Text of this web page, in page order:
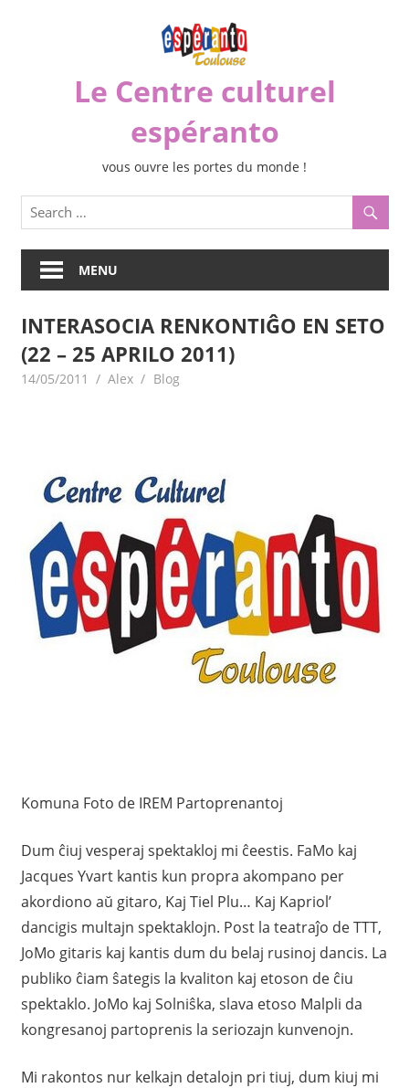
Le Centre culturel
espéranto
vous ouvre les portes du monde !
MENU
INTERASOCIA RENKONTIĜO EN SETO
(22 – 25 APRILO 2011)
14/05/2011 Alex Blog
Komuna Foto de IREM Partoprenantoj
Dum ĉiuj vesperaj spektakloj mi ĉeestis. FaMo kaj
Jacques Yvart kantis kun propra akompano per
akordiono aŭ gitaro, Kaj Tiel Plu… Kaj Kapriol’
dancigis multajn spektaklojn. Post la teatraĵo de TTT,
JoMo gitaris kaj kantis dum du belaj rusinoj dancis. La
publiko ĉiam ŝategis la kvaliton kaj etoson de ĉiu
spektaklo. JoMo kaj Solniŝka, slava etoso Malpli da
kongresanoj partoprenis la seriozajn kunvenojn.
Mi rakontos nur kelkajn detalojn pri tiuj, dum kiuj mi